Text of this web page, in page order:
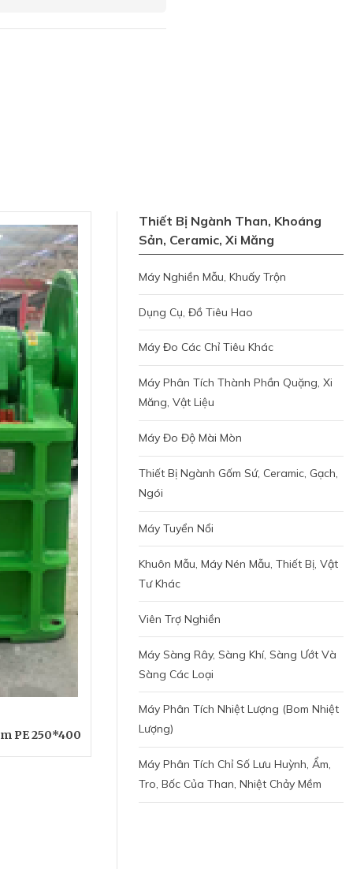
PE 250*400
Thiết Bị Ngành Than, Khoáng
Sản, Ceramic, Xi Măng
Máy Nghiền Mẫu, Khuấy Trộn
Dụng Cụ, Đồ Tiêu Hao
Máy Đo Các Chỉ Tiêu Khác
Máy Phân Tích Thành Phần Quặng, Xi
Măng, Vật Liệu
Máy Đo Độ Mài Mòn
Thiết Bị Ngành Gốm Sứ, Ceramic, Gạch,
Ngói
Máy Tuyển Nổi
Khuôn Mẫu, Máy Nén Mẫu, Thiết Bị, Vật
Tư Khác
Viên Trợ Nghiền
Máy Sàng Rây, Sàng Khí, Sàng Ướt Và
Sàng Các Loại
Máy Phân Tích Nhiệt Lượng (bom Nhiệt
Lượng)
Máy Phân Tích Chỉ Số Lưu Huỳnh, Ẩm,
Tro, Bốc Của Than, Nhiệt Chảy Mềm